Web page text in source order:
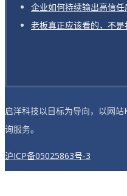
企业如何持续输出高信
老板真正应该看的，不
启洋科技以目标为导向，以网
询服务。
沪ICP备05025863号-3